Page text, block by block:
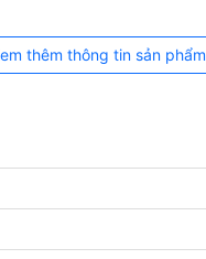
thêm thông tin sản phẩm